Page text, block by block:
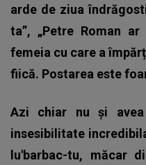
arde de ziua
ta”, „Petre Roman
femeia cu care a
fiică. Postarea este
Azi chiar nu și
insesibilitate
lu'barbac-tu, măcar